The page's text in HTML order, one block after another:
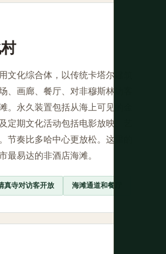
文化综合体，以传统卡塔尔建筑
、画廊、餐厅、对非穆斯林访客
。永久装置包括从海上可见的金
定期文化活动包括电影放映、艺
节奏比多哈中心更放松。这里的
最易达的非酒店海滩。
真寺对访客开放 海滩通道和餐厅